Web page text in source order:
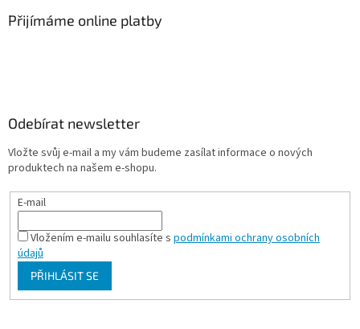
Přijímáme online platby
Odebírat newsletter
Vložte svůj e-mail a my vám budeme zasílat informace o nových
produktech na našem e-shopu.
E-mail
Vložením e-mailu souhlasíte s podmínkami ochrany osobních
údajů
PŘIHLÁSIT SE